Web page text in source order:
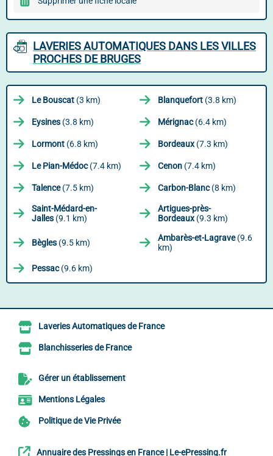
LAVERIES AUTOMATIQUES DANS LES VILLES
PROCHES DE BRUGES
Le Bouscat (3 km) Blanquefort (3.8 km)
Eysines (3.8 km) Mérignac(6.4 km)
Lormont (6.8 km) Bordeaux(7.3 km)
Le Pian-Médoc(7.4 km) Cenon (7.4 km)
Talence(7.5 km) Carbon-Blanc(8 km)
Saint-Médard-en-
Jalles (9.1 km)
Artigues-près-
Bordeaux(9.3 km)
Bègles (9.5 km) Ambarès-et-Lagrave(9.6
km)
Pessac(9.6 km)
Laveries Automatiques de France
Blanchisseries de France
Gérer un établissement
Mentions Légales
Politique de Vie Privée
Annuaire des Pressings en France | Le-ePressing.fr